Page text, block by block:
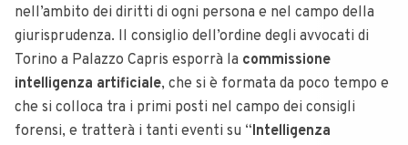
nell’ambito dei diritti di ogni persona e nel campo della
giurisprudenza. Il consiglio dell’ordine degli avvocati di
Torino a Palazzo Capris esporrà la commissione
intelligenza artificiale, che si è formata da poco tempo e
che si colloca tra i primi posti nel campo dei consigli
forensi, e tratterà i tanti eventi su “Intelligenza